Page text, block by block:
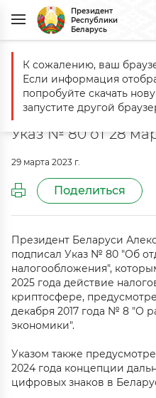
Президент
Республики
Беларусь
Главная Документы Об
Об отдельных
Указ № 80 от 28
29 марта 2023 г.
Поделиться
Президент Беларуси
подписал Указ № 80 "Об
налогообложения",
2025 года действие
криптосфере,
декабря 2017 года № 8 "О
экономики".
Указом также
2024 года концепции
цифровых знаков в
К сожалению, ваш
Если информация
попробуйте скачать
запустите другой